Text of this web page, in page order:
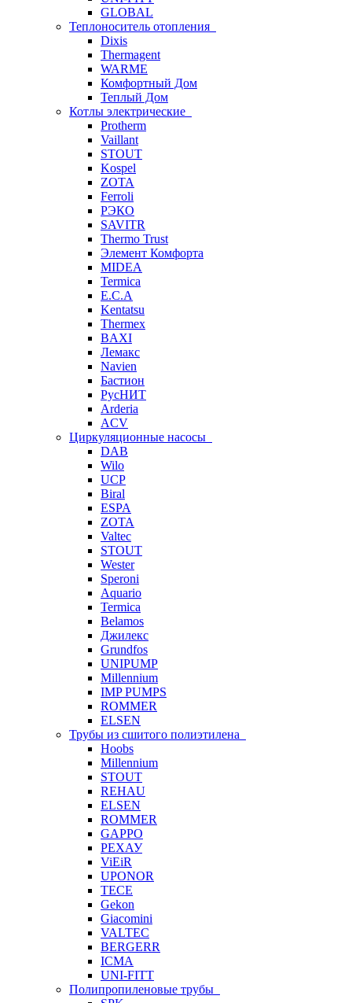
GLOBAL
Теплоноситель отопления
Dixis
Thermagent
WARME
Комфортный Дом
Теплый Дом
Котлы электрические
Protherm
Vaillant
STOUT
Kospel
ZOTA
Ferroli
РЭКО
SAVITR
Thermo Trust
Элемент Комфорта
MIDEA
Termica
E.C.A
Kentatsu
Thermex
BAXI
Лемакс
Navien
Бастион
РусНИТ
Arderia
ACV
Циркуляционные насосы
DAB
Wilo
UCP
Biral
ESPA
ZOTA
Valtec
STOUT
Wester
Speroni
Aquario
Termica
Belamos
Джилекс
Grundfos
UNIPUMP
Millennium
IMP PUMPS
ROMMER
ELSEN
Трубы из сшитого полиэтилена
Hoobs
Millennium
STOUT
REHAU
ELSEN
ROMMER
GAPPO
РЕХАУ
ViEiR
UPONOR
TECE
Gekon
Giacomini
VALTEC
BERGERR
ICMA
UNI-FITT
Полипропиленовые трубы